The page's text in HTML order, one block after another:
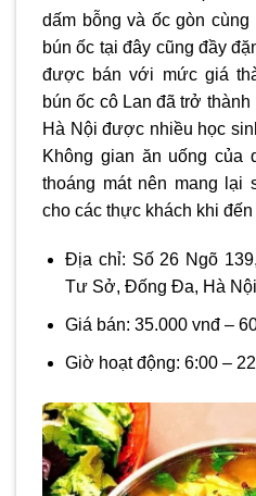
dấm bỗng và ốc gòn
bún ốc tại đây cũng đầy
được bán với mức giá
bún ốc cô Lan đã trở
Hà Nội được nhiều học
Không gian ăn uống của
thoáng mát nên mang lại
cho các thực khách khi đến
Địa chỉ: Số 26 Ngõ
Tư Sở, Đống Đa, Hà Nội
Giá bán: 35.000 vnđ –
Giờ hoạt động: 6:00 –